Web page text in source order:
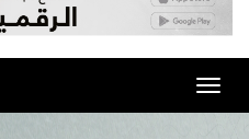
Toggle
navigation